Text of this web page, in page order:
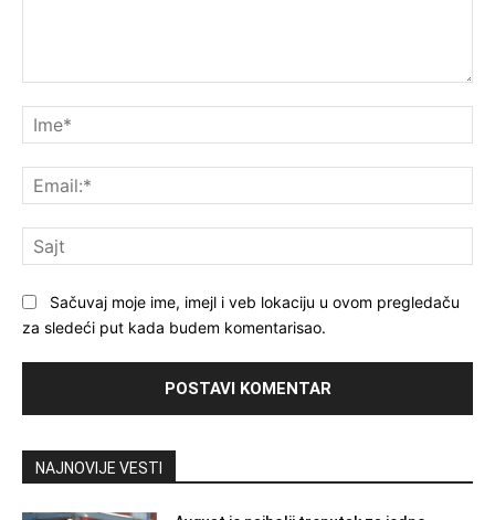
Sačuvaj moje ime, imejl i veb lokaciju u ovom pregledaču
za sledeći put kada budem komentarisao.
NAJNOVIJE VESTI